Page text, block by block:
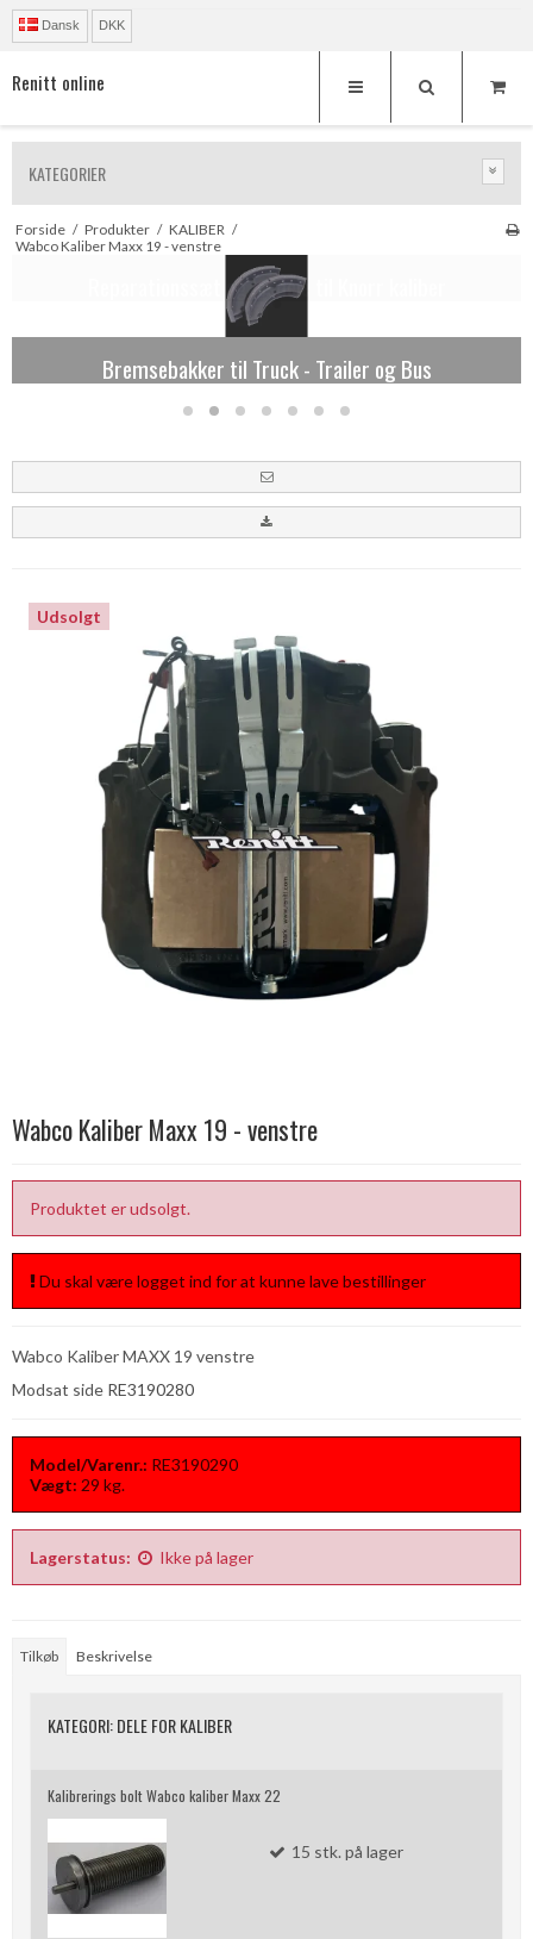
Dansk DKK
Renitt online
KATEGORIER
Forside / Produkter / KALIBER /
Wabco Kaliber Maxx 19 - venstre
Bremsebakker til Truck - Trailer og Bus
Reparationssæt og løsdele til Knorr kaliber
Udsolgt
Wabco Kaliber Maxx 19 - venstre
Produktet er udsolgt.
Du skal være logget ind for at kunne lave bestillinger
Wabco Kaliber MAXX 19 venstre
Modsat side RE3190280
Model/Varenr.: RE3190290
Vægt: 29 kg.
Lagerstatus: Ikke på lager
Tilkøb Beskrivelse
KATEGORI:DELE FOR KALIBER
Kalibrerings bolt Wabco kaliber Maxx 22
15 stk. på lager